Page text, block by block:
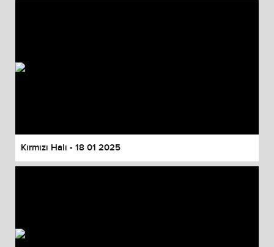
Kırmızı Halı - 18 01 2025